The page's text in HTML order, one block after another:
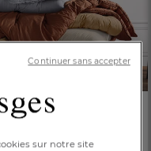
Saint-Moritz
sur notre site
Continuer sans accepter